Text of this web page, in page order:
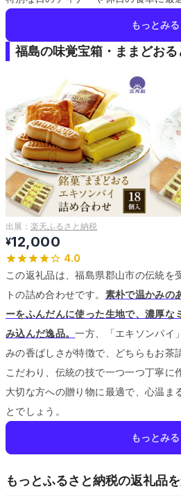
もっとみる
福島の味覚宝箱・ままどお
出展： 楽天ふるさと納税
¥12,000
4.0
この返礼品は、福島県郡山市の伝統を
トの詰め合わせです。 素朴で温かみの
ーをふんだんに使った生地で、濃厚な
み込んだ逸品。一方、「エキソンパイ
みの香ばしさが特徴で、どちらもお茶
こだわり、伝統の技で一つ一つ丁寧に
大切な方への贈り物に最適で、心温ま
とでしょう。
もっとみる
もっとふるさと納税の返礼品